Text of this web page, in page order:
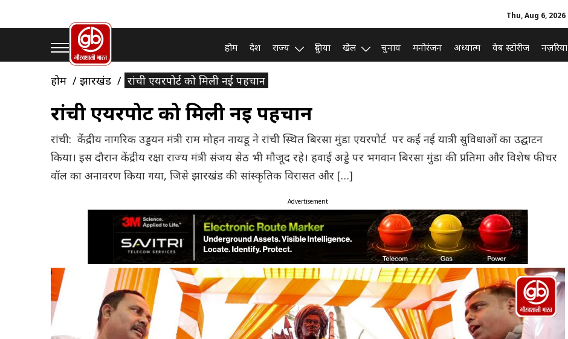
Thu, Aug 6, 2026
होम देश राज्य दुनिया खेल चुनाव मनोरंजन अध्यात्म वेब स्टोरीज नज़रिया
होम झारखंड रांची एयरपोर्ट को मिली नई पहचान
रांची एयरपोर्ट को मिली नई पहचान
रांची: केंद्रीय नागरिक उड्डयन मंत्री राम मोहन नायडू ने रांची स्थित बिरसा मुंडा एयरपोर्ट पर कई नई यात्री सुविधाओं का उद्घाटन
किया। इस दौरान केंद्रीय रक्षा राज्य मंत्री संजय सेठ भी मौजूद रहे। हवाई अड्डे पर भगवान बिरसा मुंडा की प्रतिमा और विशेष फीचर
वॉल का अनावरण किया गया, जिसे झारखंड की सांस्कृतिक विरासत और […]
Advertisement